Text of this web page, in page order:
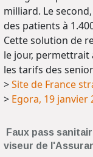
milliard. Le
des patients à
Cette solution de
le jour, permettrait
les tarifs des
>Site de France
> Egora, 19 janvier
Faux pass
viseur de